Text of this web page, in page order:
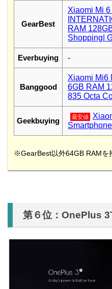
GearBest
Xiaomi Mi
RAM
Shopping|
Everbuying -
Banggood
Xiaomi Mi6
6GB RAM
835 Octa
Geekbuying 最安値
※GearBest以外64GB RAMを
第６位：OnePlus